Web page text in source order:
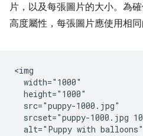
片，以及每張圖片的大小。為
高度屬性，每張圖片應使用相同
<img
  width="1000"
  height="1000"
  src="puppy-1000.jpg"
srcset="puppy-1000.jpg
  alt="Puppy with balloons"